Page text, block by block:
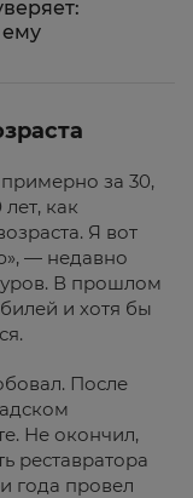
примерно за 30,
как
Я вот
— недавно
В прошлом
и хотя бы
После
Не окончил,
реставратора
года провел